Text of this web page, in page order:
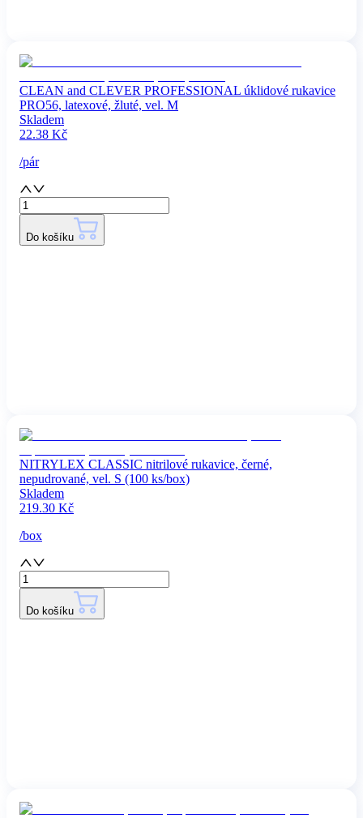
CLEAN and CLEVER PROFESSIONAL úklidové rukavice
PRO56, latexové, žluté, vel. M
Skladem
22.38 Kč
/pár
Do košíku
NITRYLEX CLASSIC nitrilové rukavice, černé,
nepudrované, vel. S (100 ks/box)
Skladem
219.30 Kč
/box
Do košíku